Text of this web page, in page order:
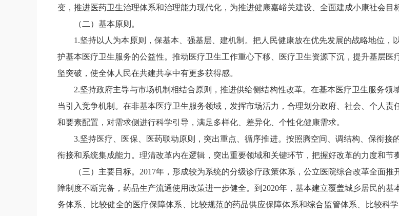
变，推进医药卫生治理体系和治理能力现代化，为推进健康嘉峪关建设、全面建成小康社会目
（二）基本原则。
1.坚持以人为本原则，保基本、强基层、建机制。把人民健康放在优先发展的战略地位
护基本医疗卫生服务的公益性。推动医疗卫生工作重心下移、医疗卫生资源下沉，提升基层
坚突破，使全体人民在共建共享中有更多获得感。
2.坚持政府主导与市场机制相结合原则，推进供给侧结构性改革。在基本医疗卫生服务
当引入竞争机制。在非基本医疗卫生服务领域，发挥市场活力，合理划分政府、社会、个人
和要素配置，对需求侧进行科学引导，满足多样化、差异化、个性化健康需求。
3.坚持医疗、医保、医药联动原则，突出重点、循序推进。按照腾空间、调结构、保衔
衔接和系统集成能力。理清改革内在逻辑，突出重要领域和关键环节，把握好改革的力度和节
（三）主要目标。 2017年，形成较为系统的分级诊疗政策体系，公立医院综合改革全面
障制度不断完备，药品生产流通使用政策进一步健全。到 2020年，基本建立覆盖城乡居民的基
务体系、比较健全的医疗保障体系、比较规范的药品供应保障体系和综合监管体系、比较科